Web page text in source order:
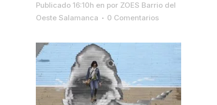
Publicado 16:10h en por ZOES Barrio del
Oeste Salamanca
0 Comentarios